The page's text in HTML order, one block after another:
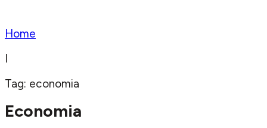
Home
I
Tag: economia
Economia